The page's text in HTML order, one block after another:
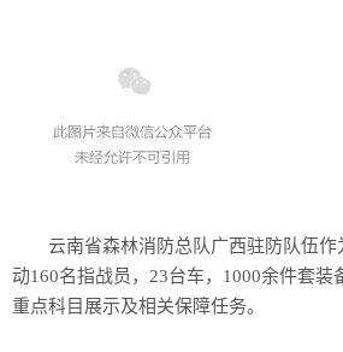
云南省森林消防总队广西驻防队伍
动160名指战员，23台车，1000余件套装
重点科目展示及相关保障任务。